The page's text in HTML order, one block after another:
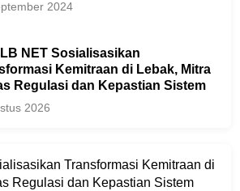
2024
NET Sosialisasikan
Kemitraan di Lebak, Mitra
Regulasi dan Kepastian Sistem
2026
Transformasi Kemitraan di
Regulasi dan Kepastian Sistem